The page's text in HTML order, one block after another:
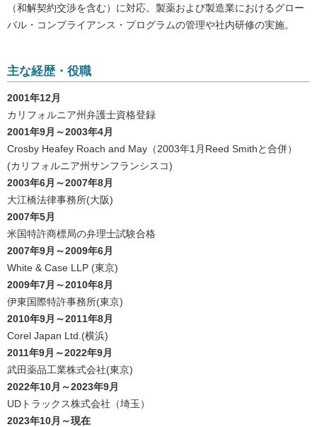
（和解契約交渉を含む）に対応。製薬および製造業におけるグロー
バル・コンプライアンス・プログラムの管理や社内研修の実施。
主な経歴・役職
2001年12月
カリフォルニア州弁護士資格登録
2001年9月～2003年4月
Crosby Heafey Roach and May（2003年1月Reed Smithと合併）
(カリフォルニア州サンフランシスコ)
2003年6月～2007年8月
大江橋法律事務所(大阪)
2007年5月
米国特許商標局の弁理士試験合格
2007年9月～2009年6月
White & Case LLP (東京)
2009年7月～2010年8月
伊東国際特許事務所(東京)
2010年9月～2011年8月
Corel Japan Ltd.(横浜)
2011年9月～2022年9月
武田薬品工業株式会社(東京)
2022年10月～2023年9月
UDトラックス株式会社（埼玉）
2023年10月～現在